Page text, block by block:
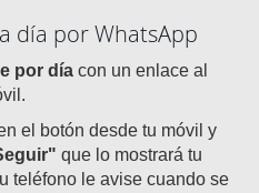
día por WhatsApp
por día con un enlace al
el botón desde tu móvil y
que lo mostrará tu
teléfono le avise cuando se